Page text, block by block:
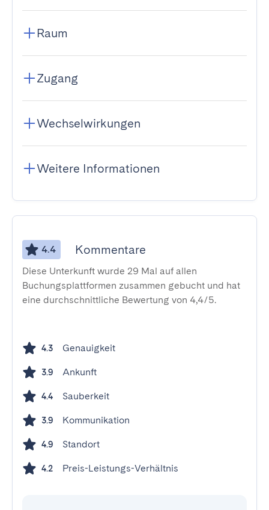
Raum
Zugang
Wechselwirkungen
Weitere Informationen
4.4 Kommentare
Diese Unterkunft wurde 29 Mal auf allen
Buchungsplattformen zusammen gebucht und hat
eine durchschnittliche Bewertung von 4,4/5.
4.3 Genauigkeit
3.9 Ankunft
4.4 Sauberkeit
3.9 Kommunikation
4.9 Standort
4.2 Preis-Leistungs-Verhältnis